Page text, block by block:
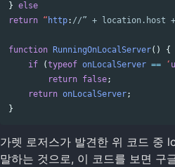
} else
return “ http: //” + location.host +
function RunningOnLocalServer()
{
if
(typeof onLocalServer == ‘
return false;
return onLocalServer;
}
가렛 로저스가 발견한 위 코드 중
말하는 것으로, 이 코드를 보면 구